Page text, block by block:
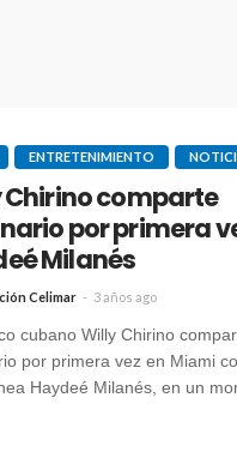
ENTRETENIMIENTO
Chirino comparte
por primera
Milanés
Celimar 3 años ago
cubano Willy Chirino
por primera vez en Miami
Haydeé Milanés, en un